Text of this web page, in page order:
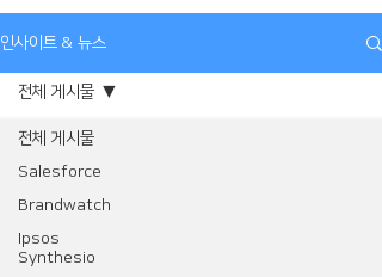
인사이트 & 뉴스
전체 게시물
Salesforce
Brandwatch
Ipsos
Synthesio
전체 게시물